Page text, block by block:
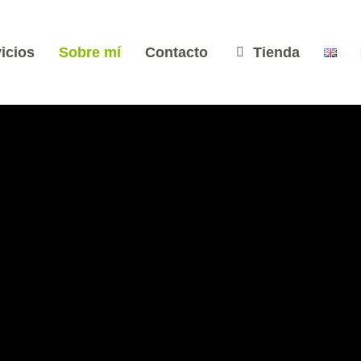
Sobre mí Contacto Tienda